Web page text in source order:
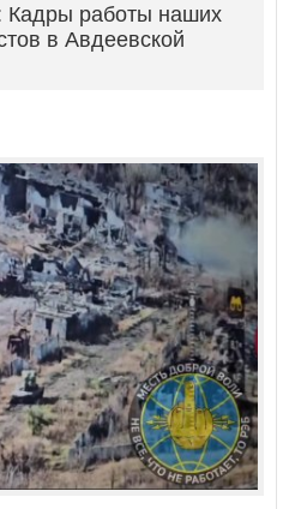
Кадры работы наших
в Авдеевской